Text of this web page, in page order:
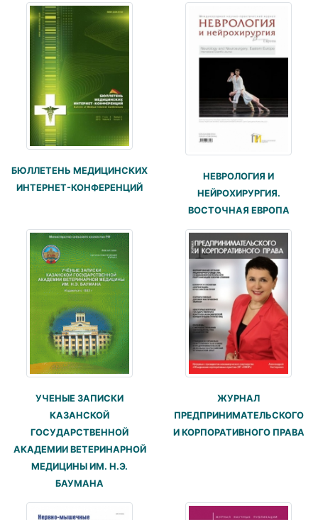
БЮЛЛЕТЕНЬ МЕДИЦИНСКИХ
ИНТЕРНЕТ-КОНФЕРЕНЦИЙ
НЕВРОЛОГИЯ И
НЕЙРОХИРУРГИЯ.
ВОСТОЧНАЯ ЕВРОПА
УЧЕНЫЕ ЗАПИСКИ
КАЗАНСКОЙ
ГОСУДАРСТВЕННОЙ
АКАДЕМИИ ВЕТЕРИНАРНОЙ
МЕДИЦИНЫ ИМ. Н.Э.
БАУМАНА
ЖУРНАЛ
ПРЕДПРИНИМАТЕЛЬСКОГО
И КОРПОРАТИВНОГО ПРАВА